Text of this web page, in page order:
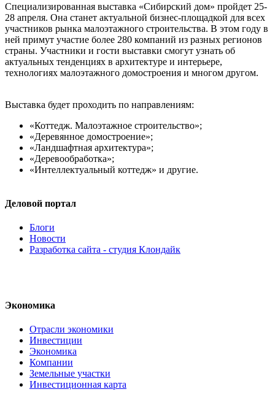
Специализированная выставка «Сибирский дом» пройдет 25-
28 апреля. Она станет актуальной бизнес-площадкой для всех
участников рынка малоэтажного строительства. В этом году в
ней примут участие более 280 компаний из разных регионов
страны. Участники и гости выставки смогут узнать об
актуальных тенденциях в архитектуре и интерьере,
технологиях малоэтажного домостроения и многом другом.
Выставка будет проходить по направлениям:
«Коттедж. Малоэтажное строительство»;
«Деревянное домостроение»;
«Ландшафтная архитектура»;
«Деревообработка»;
«Интеллектуальный коттедж» и другие.
Деловой портал
Блоги
Новости
Разработка сайта - студия Клондайк
Экономика
Отрасли экономики
Инвестиции
Экономика
Компании
Земельные участки
Инвестиционная карта